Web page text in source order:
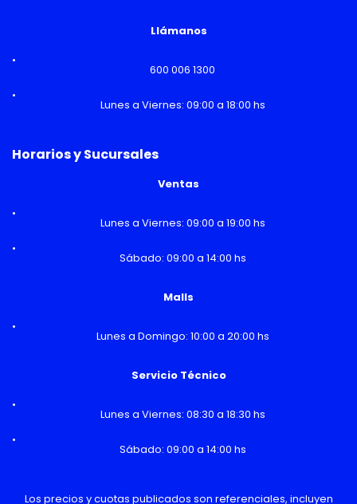
Llámanos
600 006 1300
Lunes a Viernes: 09:00 a 18:00 hs
Horarios y Sucursales
Ventas
Lunes a Viernes: 09:00 a 19:00 hs
Sábado: 09:00 a 14:00 hs
Malls
Lunes a Domingo: 10:00 a 20:00 hs
Servicio Técnico
Lunes a Viernes: 08:30 a 18:30 hs
Sábado: 09:00 a 14:00 hs
Los precios y cuotas publicados son referenciales, incluyen